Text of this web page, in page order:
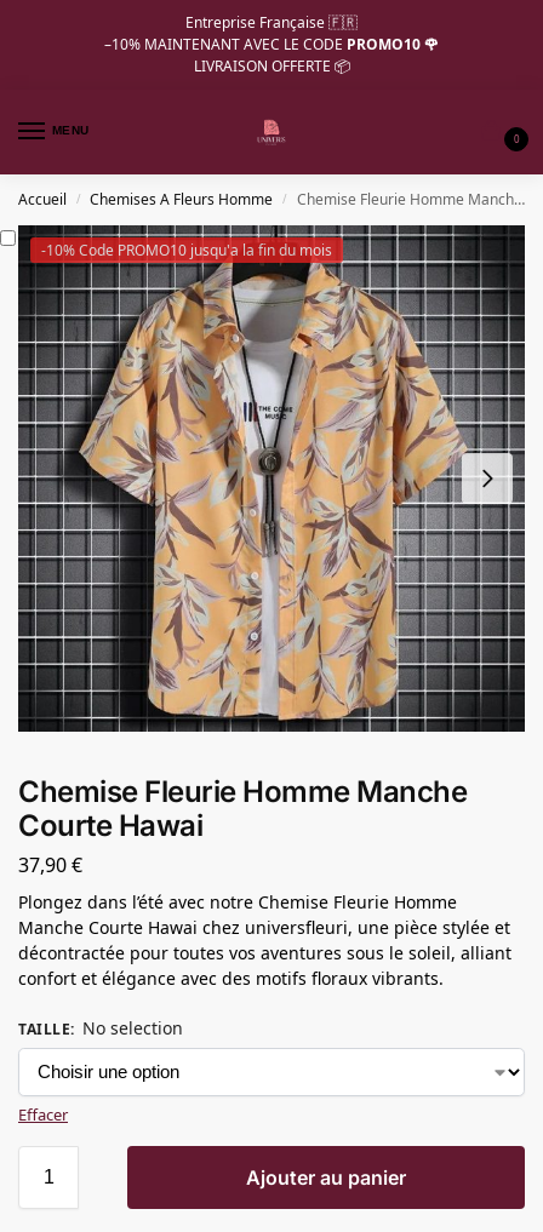
Entreprise Française 🇫🇷
–10% MAINTENANT AVEC LE CODE PROMO10 🌹
LIVRAISON OFFERTE 📦
MENU
0
Accueil / Chemises A Fleurs Homme / Chemise Fleurie Homme Manche Courte Hawai
-10% Code PROMO10 jusqu'a la fin du mois
Chemise Fleurie Homme Manche
Courte Hawai
37,90€
Plongez dans l’été avec notre Chemise Fleurie Homme
Manche Courte Hawai chez universfleuri, une pièce stylée et
décontractée pour toutes vos aventures sous le soleil, alliant
confort et élégance avec des motifs floraux vibrants.
TAILLE: No selection
Effacer
Ajouter au panier